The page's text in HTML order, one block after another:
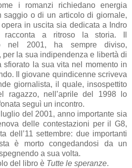
i romanzi richiedano energia
saggio o di un articolo di giornale,
in uscita sia dedicata a Indro
racconta a ritroso la storia. Il
nel 2001, ha sempre diviso,
la sua indipendenza e libertà di
sfiorato la sua vita nel momento in
Il giovane quindicenne scriveva
giornalista, il quale, insospettito
ragazzo, nell’aprile del 1998 lo
seguì un incontro.
del 2001, anno importante sia
delle contestazioni per il G8,
dell’11 settembre: due importanti
è morto congedandosi da un
a sua volta.
del libro è Tutte le speranze.